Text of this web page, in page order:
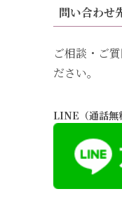
問い合わせ
ご相談・ご
ださい。
LINE（通話無